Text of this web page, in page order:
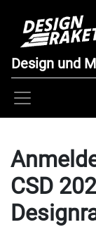
Design und
CSD